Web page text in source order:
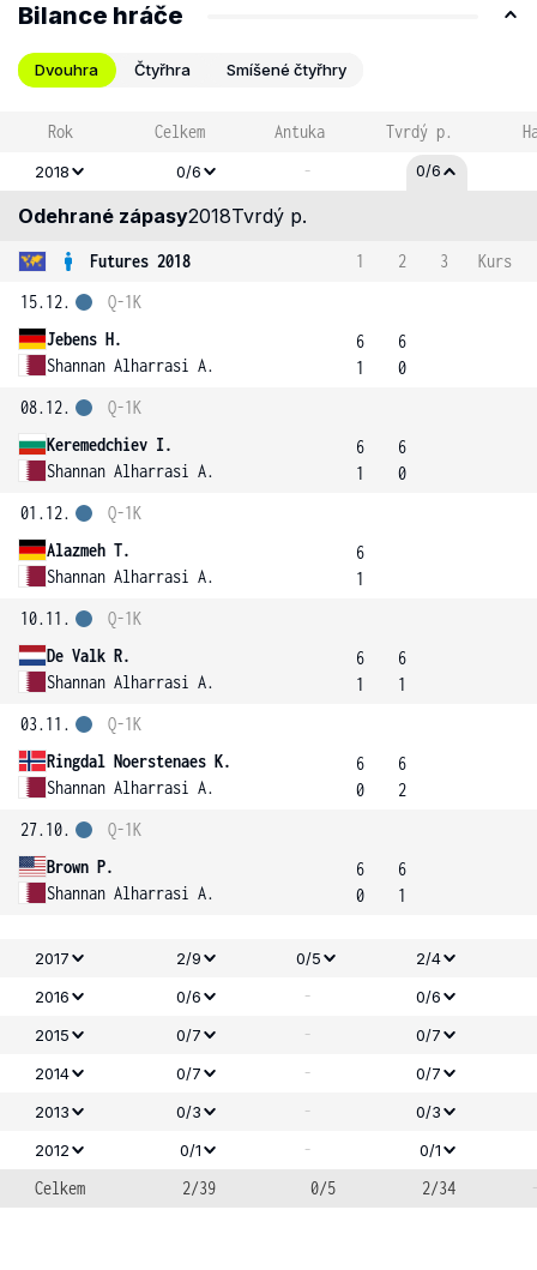
Bilance hráče
Dvouhra Čtyřhra Smíšené čtyřhry
Rok Celkem Antuka Tvrdý p.
2018 0/6 - 0/6
Odehrané zápasy2018Tvrdý p.
Futures 2018 1 2 3
Kurs
15.12.
Jebens H.
Shannan Alharrasi A.
Q-1K
6
1
6
0
08.12.
Keremedchiev I.
Shannan Alharrasi A.
Q-1K
6
1
6
0
01.12.
Alazmeh T.
Shannan Alharrasi A.
Q-1K
6
1
10.11.
De Valk R.
Shannan Alharrasi A.
Q-1K
6
1
6
1
03.11.
Ringdal Noerstenaes K.
Shannan Alharrasi A.
Q-1K
6
0
6
2
27.10.
Brown P.
Shannan Alharrasi A.
Q-1K
6
0
6
1
2017 2/9 0/5
2/4
2016
0/6 -
0/6
2015
0/7 -
0/7
2014
0/7 -
0/7
2013
0/3 -
0/3
2012
0/1 - 0/1
Celkem 2/39 0/5 2/34